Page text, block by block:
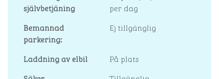
självbetjäning
per dag
Bemannad
parkering:
Ej tillgänglig
Laddning av elbil
På plats